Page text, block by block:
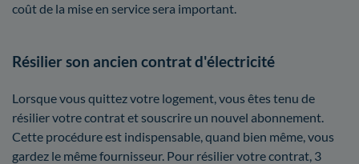
coût de la mise en service sera important.
Résilier son ancien contrat d'électricité
Lorsque vous quittez votre logement, vous êtes tenu de
résilier votre contrat et souscrire un nouvel abonnement.
Cette procédure est indispensable, quand bien même, vous
gardez le même fournisseur. Pour résilier votre contrat, 3